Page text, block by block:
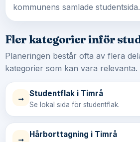
kommunens samlade studentsida.
Fler kategorier inför
Planeringen består ofta av flera
kategorier som kan vara relevanta.
→ Studentflak i Timrå
Se lokal sida för studentflak.
→ Hårborttagning i Timrå